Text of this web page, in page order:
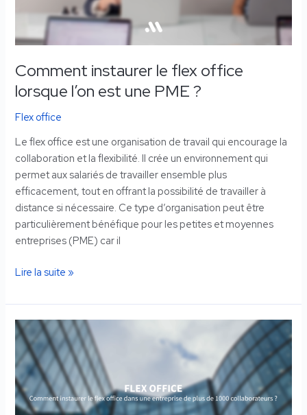
Comment instaurer le flex office
lorsque l’on est une PME ?
Flex office
Le flex office est une organisation de travail qui encourage la
collaboration et la flexibilité. Il crée un environnement qui
permet aux salariés de travailler ensemble plus
efficacement, tout en offrant la possibilité de travailler à
distance si nécessaire. Ce type d’organisation peut être
particulièrement bénéfique pour les petites et moyennes
entreprises (PME) car il
une
?
Lire la suite »
Comment
instaurer
le
flex
office
dans